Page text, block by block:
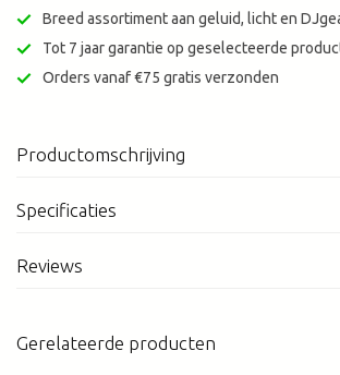
Breed assortiment aan geluid, licht en
Tot 7 jaar garantie op geselecteerde
Orders vanaf €75 gratis verzonden
Productomschrijving
Specificaties
Reviews
Gerelateerde producten